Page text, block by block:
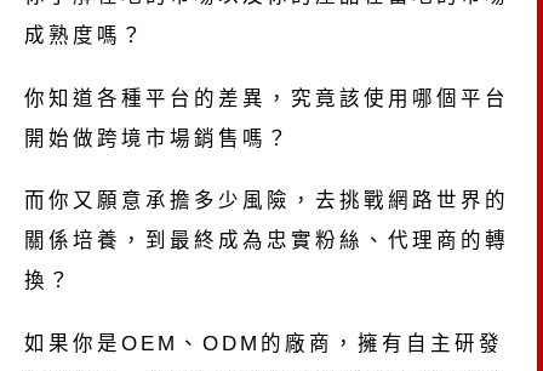
成熟度嗎？
你知道各種平台的差異，究竟該使用哪個平台
開始做跨境市場銷售嗎？
而你又願意承擔多少風險，去挑戰網路世界的
關係培養，到最終成為忠實粉絲、代理商的轉
換？
如果你是OEM、ODM的廠商，擁有自主研發